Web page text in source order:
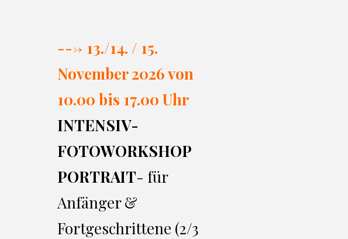
---> 13./14. / 15.
November 2026 von
10.00 bis 17.00 Uhr
INTENSIV-
FOTOWORKSHOP
PORTRAIT- für
Anfänger &
Fortgeschrittene (2/3